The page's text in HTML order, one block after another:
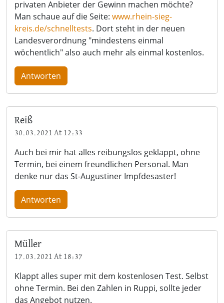
privaten Anbieter der Gewinn machen möchte?
Man schaue auf die Seite: www.rhein-sieg-
kreis.de/schnelltests. Dort steht in der neuen
Landesverordnung "mindestens einmal
wöchentlich" also auch mehr als einmal kostenlos.
Antworten
Reiß
30.03.2021 At 12:33
Auch bei mir hat alles reibungslos geklappt, ohne
Termin, bei einem freundlichen Personal. Man
denke nur das St-Augustiner Impfdesaster!
Antworten
Müller
17.03.2021 At 18:37
Klappt alles super mit dem kostenlosen Test. Selbst
ohne Termin. Bei den Zahlen in Ruppi, sollte jeder
das Angebot nutzen.